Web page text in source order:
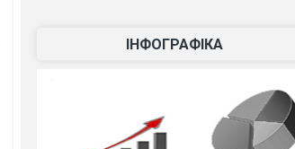
ІНФОГРАФІКА